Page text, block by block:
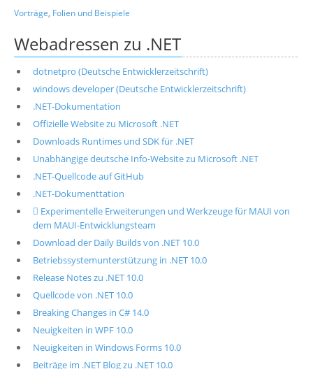
Vorträge, Folien und Beispiele
Webadressen zu .NET
dotnetpro (Deutsche Entwicklerzeitschrift)
windows developer (Deutsche Entwicklerzeitschrift)
.NET-Dokumentation
Offizielle Website zu Microsoft .NET
Downloads Runtimes und SDK für .NET
Unabhängige deutsche Info-Website zu Microsoft .NET
.NET-Quellcode auf GitHub
.NET-Dokumenttation
 Experimentelle Erweiterungen und Werkzeuge für MAUI von
dem MAUI-Entwicklungsteam
Download der Daily Builds von .NET 10.0
Betriebssystemunterstützung in .NET 10.0
Release Notes zu .NET 10.0
Quellcode von .NET 10.0
Breaking Changes in C# 14.0
Neuigkeiten in WPF 10.0
Neuigkeiten in Windows Forms 10.0
Beiträge im .NET Blog zu .NET 10.0